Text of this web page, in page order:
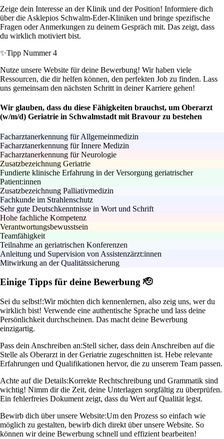
Zeige dein Interesse an der Klinik und der Position! Informiere dich
über die Asklepios Schwalm-Eder-Kliniken und bringe spezifische
Fragen oder Anmerkungen zu deinem Gespräch mit. Das zeigt, dass
du wirklich motiviert bist.
✨Tipp Nummer 4
Nutze unsere Website für deine Bewerbung! Wir haben viele
Ressourcen, die dir helfen können, den perfekten Job zu finden. Lass
uns gemeinsam den nächsten Schritt in deiner Karriere gehen!
Wir glauben, dass du diese Fähigkeiten brauchst, um Oberarzt
(w/m/d) Geriatrie in Schwalmstadt mit Bravour zu bestehen
Facharztanerkennung für Allgemeinmedizin
Facharztanerkennung für Innere Medizin
Facharztanerkennung für Neurologie
Zusatzbezeichnung Geriatrie
Fundierte klinische Erfahrung in der Versorgung geriatrischer
Patient:innen
Zusatzbezeichnung Palliativmedizin
Fachkunde im Strahlenschutz
Sehr gute Deutschkenntnisse in Wort und Schrift
Hohe fachliche Kompetenz
Verantwortungsbewusstsein
Teamfähigkeit
Teilnahme an geriatrischen Konferenzen
Anleitung und Supervision von Assistenzärzt:innen
Mitwirkung an der Qualitätssicherung
Einige Tipps für deine Bewerbung 🫡
Sei du selbst!:Wir möchten dich kennenlernen, also zeig uns, wer du
wirklich bist! Verwende eine authentische Sprache und lass deine
Persönlichkeit durchscheinen. Das macht deine Bewerbung
einzigartig.
Pass dein Anschreiben an:Stell sicher, dass dein Anschreiben auf die
Stelle als Oberarzt in der Geriatrie zugeschnitten ist. Hebe relevante
Erfahrungen und Qualifikationen hervor, die zu unserem Team passen.
Achte auf die Details:Korrekte Rechtschreibung und Grammatik sind
wichtig! Nimm dir die Zeit, deine Unterlagen sorgfältig zu überprüfen.
Ein fehlerfreies Dokument zeigt, dass du Wert auf Qualität legst.
Bewirb dich über unsere Website:Um den Prozess so einfach wie
möglich zu gestalten, bewirb dich direkt über unsere Website. So
können wir deine Bewerbung schnell und effizient bearbeiten!